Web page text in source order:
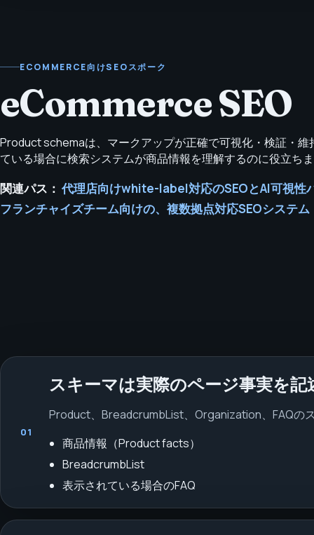
ECOMMERCE向けSEOスポーク
eCommerce SEO
Product schemaは、マークアップが正確で可視化・検証・維
ている場合に検索システムが商品情報を理解するのに役立ち
関連パス： 代理店向けwhite-label対応のSEOとAI可視性
フランチャイズチーム向けの、複数拠点対応SEOシステム
01
スキーマは実際のページ事実を記
Product、BreadcrumbList、Organization、FAQの
商品情報（Product facts）
BreadcrumbList
表示されている場合のFAQ